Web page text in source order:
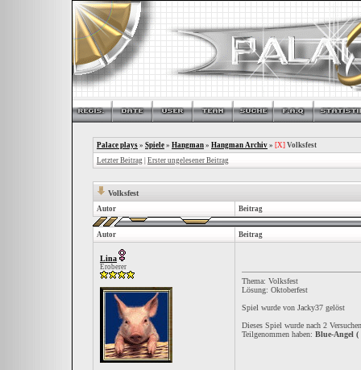
Palace plays » Spiele » Hangman » Hangman Archiv » [X] Volksfest
Letzter Beitrag Erster ungelesener Beitrag
Volksfest
Autor Beitrag
Autor Beitrag
Lina
Eroberer
Thema: Volksfest
Lösung: Oktoberfest
Spiel wurde von Jacky37 gelöst
Dieses Spiel wurde nach 2
Teilgenommen haben: Blue-Angel (